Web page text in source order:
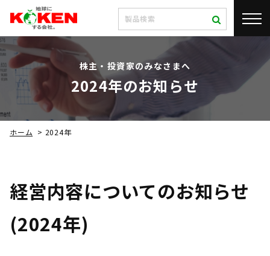
株主・投資家のみなさまへ
2024年のお知らせ
ホーム > 2024年
経営内容についてのお知らせ
(2024年)